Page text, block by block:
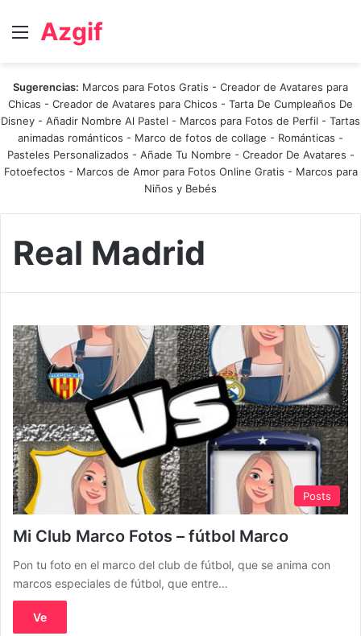
Menú
Azgif
Sugerencias: Marcos para Fotos Gratis - Creador de Avatares para
Chicas - Creador de Avatares para Chicos - Tarta De Cumpleaños De
Disney - Añadir Nombre Al Pastel - Marcos para Fotos de Perfil - Tartas
animadas románticos - Marco de fotos de collage - Románticas -
Pasteles Personalizados - Añade Tu Nombre - Creador De Avatares -
Fotoefectos - Marcos de Amor para Fotos Online Gratis - Marcos para
Niños y Bebés
Real Madrid
Posts
Mi Club Marco Fotos – fútbol Marco
Pon tu foto en el marco del club de fútbol, que se anima con
marcos especiales de fútbol, que entre…
Ve